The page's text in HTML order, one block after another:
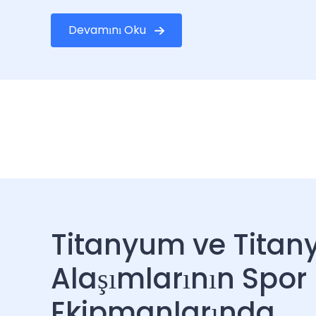
Devamını Oku
Titanyum ve
Alaşımlarının Spor